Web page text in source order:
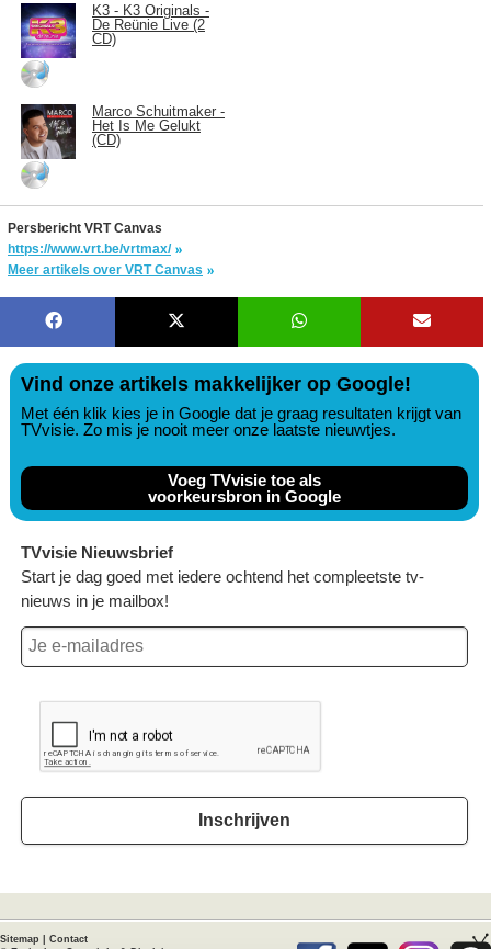
K3 - K3 Originals -
De Reünie Live (2
CD)
Marco Schuitmaker -
Het Is Me Gelukt
(CD)
Persbericht VRT Canvas
https://www.vrt.be/vrtmax/
Meer artikels over VRT Canvas
Vind onze artikels makkelijker op Google!
Met één klik kies je in Google dat je graag resultaten krijgt van
TVvisie. Zo mis je nooit meer onze laatste nieuwtjes.
Voeg TVvisie toe als
voorkeursbron in Google
TVvisie Nieuwsbrief
Start je dag goed met iedere ochtend het compleetste tv-
nieuws in je mailbox!
Inschrijven
Sitemap
Contact